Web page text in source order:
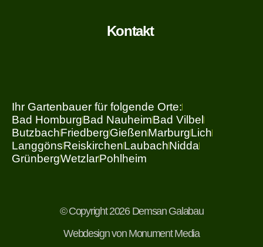
Kontakt
Ihr Gartenbauer für folgende Orte:
Bad HomburgBad NauheimBad Vilbel
ButzbachFriedbergGießenMarburgLich
LanggönsReiskirchenLaubachNidda
GrünbergWetzlarPohlheim
© Copyright 2026 Demsan Galabau
Webdesign von Monument Media